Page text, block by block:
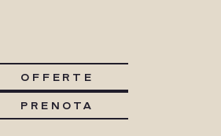
OFFERTE
PRENOTA